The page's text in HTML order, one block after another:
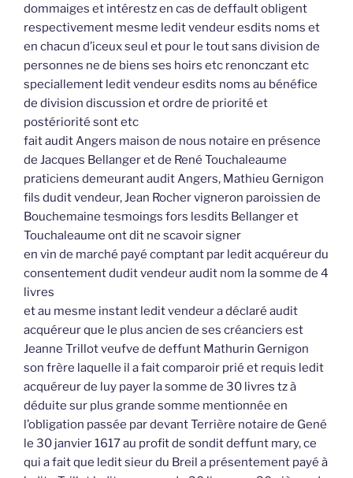
dommaiges et intérestz en cas de deffault obligent
respectivement mesme ledit vendeur esdits noms et
en chacun d’iceux seul et pour le tout sans division de
personnes ne de biens ses hoirs etc renonczant etc
speciallement ledit vendeur esdits noms au bénéfice
de division discussion et ordre de priorité et
postériorité sont etc
fait audit Angers maison de nous notaire en présence
de Jacques Bellanger et de René Touchaleaume
praticiens demeurant audit Angers, Mathieu Gernigon
fils dudit vendeur, Jean Rocher vigneron paroissien de
Bouchemaine tesmoings fors lesdits Bellanger et
Touchaleaume ont dit ne scavoir signer
en vin de marché payé comptant par ledit acquéreur du
consentement dudit vendeur audit nom la somme de 4
livres
et au mesme instant ledit vendeur a déclaré audit
acquéreur que le plus ancien de ses créanciers est
Jeanne Trillot veufve de deffunt Mathurin Gernigon
son frère laquelle il a fait comparoir prié et requis ledit
acquéreur de luy payer la somme de 30 livres tz à
déduite sur plus grande somme mentionnée en
l’obligation passée par devant Terrière notaire de Gené
le 30 janvier 1617 au profit de sondit deffunt mary, ce
qui a fait que ledit sieur du Breil a présentement payé à